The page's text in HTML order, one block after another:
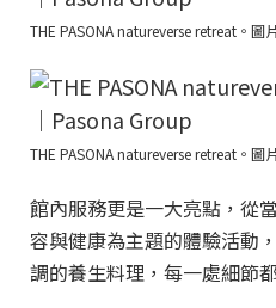
THE PASONA natureverse retreat。
THE PASONA natureverse retreat。
館內服務更是一大亮點，從
容與健康為主題的體驗活動
調的養生料理，每一處細節